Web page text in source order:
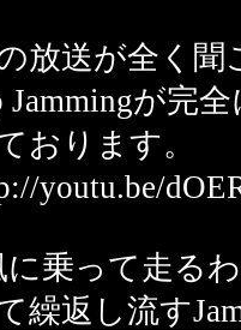
放送が全く聞
が完全
おります。
youtu.be/
に乗って走る
繰返し流す